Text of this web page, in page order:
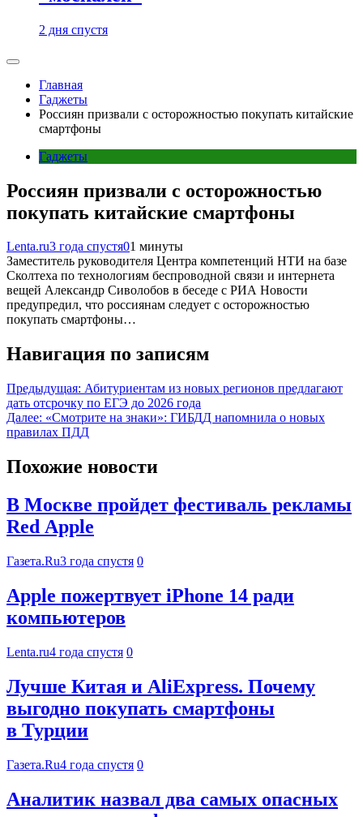
2 дня спустя
Главная
Гаджеты
Россиян призвали с осторожностью покупать китайские
смартфоны
Гаджеты
Россиян призвали с осторожностью
покупать китайские смартфоны
Lenta.ru3 года спустя01 минуты
Заместитель руководителя Центра компетенций НТИ на базе
Сколтеха по технологиям беспроводной связи и интернета
вещей Александр Сиволобов в беседе с РИА Новости
предупредил, что россиянам следует с осторожностью
покупать смартфоны…
Навигация по записям
Предыдущая: Абитуриентам из новых регионов предлагают
дать отсрочку по ЕГЭ до 2026 года
Далее: «Смотрите на знаки»: ГИБДД напомнила о новых
правилах ПДД
Похожие новости
В Москве пройдет фестиваль рекламы
Red Apple
Газета.Ru3 года спустя 0
Apple пожертвует iPhone 14 ради
компьютеров
Lenta.ru4 года спустя 0
Лучше Китая и AliExpress. Почему
выгодно покупать смартфоны
в Турции
Газета.Ru4 года спустя 0
Аналитик назвал два самых опасных